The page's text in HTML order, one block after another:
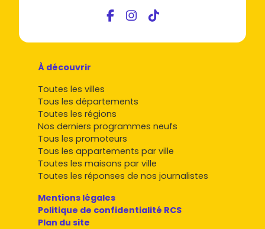
À découvrir
Toutes les villes
Tous les départements
Toutes les régions
Nos derniers programmes neufs
Tous les promoteurs
Tous les appartements par ville
Toutes les maisons par ville
Toutes les réponses de nos journalistes
Mentions légales
Politique de confidentialité RCS
Plan du site